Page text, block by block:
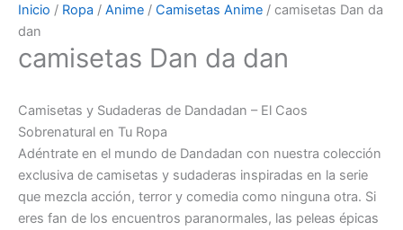
Inicio / Ropa / Anime / Camisetas Anime / camisetas Dan da
dan
camisetas Dan da dan
Camisetas y Sudaderas de Dandadan – El Caos
Sobrenatural en Tu Ropa
Adéntrate en el mundo de Dandadan con nuestra colección
exclusiva de camisetas y sudaderas inspiradas en la serie
que mezcla acción, terror y comedia como ninguna otra. Si
eres fan de los encuentros paranormales, las peleas épicas